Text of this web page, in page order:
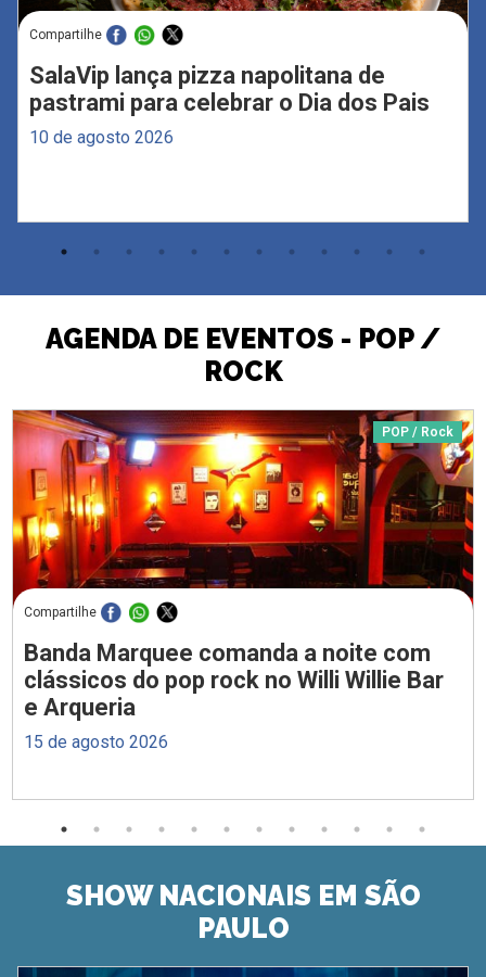
Compartilhe
SalaVip lança pizza napolitana de
pastrami para celebrar o Dia dos Pais
10 de agosto 2026
AGENDA DE EVENTOS - POP /
ROCK
POP / Rock
Compartilhe
Banda Marquee comanda a noite com
clássicos do pop rock no Willi Willie Bar
e Arqueria
15 de agosto 2026
SHOW NACIONAIS EM SÃO
PAULO